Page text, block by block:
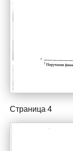
Страница 4